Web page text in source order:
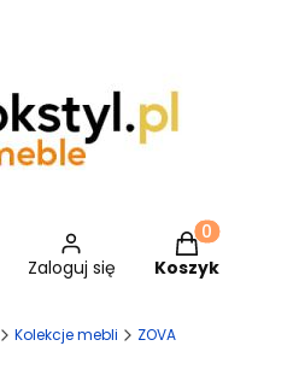
wyszukiwarkę
Zaloguj się
Produkty w
Koszyk
Kolekcje mebli ZOVA